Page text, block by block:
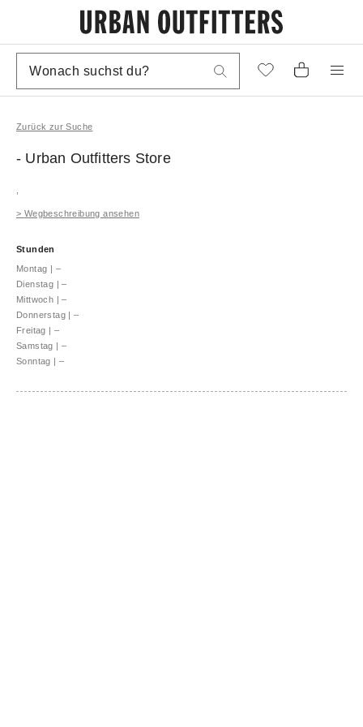
Zurück zur Suche
- Urban Outfitters Store
> Wegbeschreibung ansehen
Stunden
Montag | –
Dienstag | –
Mittwoch | –
Donnerstag | –
Freitag | –
Samstag | –
Sonntag | –